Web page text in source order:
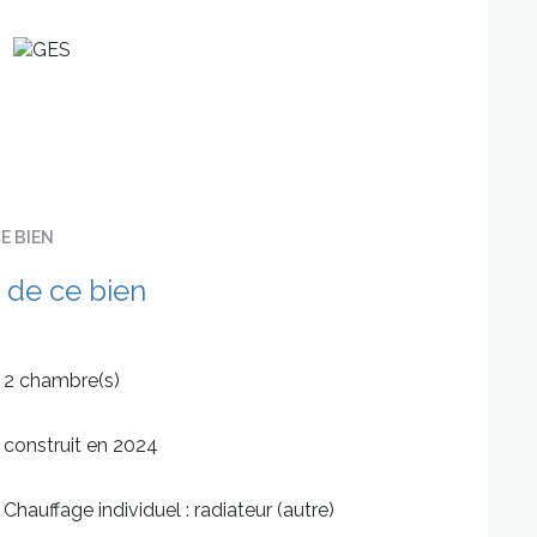
BIEN
ce bien
2 chambre(s)
construit en 2024
Chauffage individuel : radiateur (autre)